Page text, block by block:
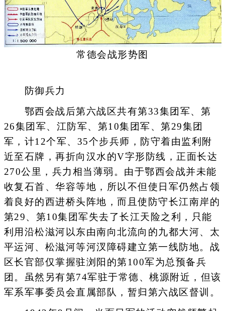
常德会战形势图
防御兵力
鄂西会战后第六战区共有第33集团军、第
26集团军、江防军、第10集团军、第29集团
军，计12个军、35个步兵师，防守着由监利附
近至石牌，再折向汉水的V字形防线，正面长达
270公里，兵力相当薄弱。由于鄂西会战并未能
收复石首、华容等地，所以不但使日军仍然占领
着良好的西进桥头阵地，而且使防守长江南岸的
第29、第10集团军失去了长江天险之利，只能
利用沿松滋河以东由南向北流向的九都大河、太
平运河、松滋河等河汊障碍建立第一线防地。战
区长官部仅掌握驻浏阳的第100军为总预备兵
团。虽然另有第74军驻于常德、桃源附近，但该
军系军事委员会直属部队，暂归第六战区督训。